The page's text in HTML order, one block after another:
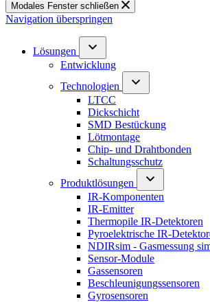
Modales Fenster schließen
Navigation überspringen
Lösungen
Entwicklung
Technologien
LTCC
Dickschicht
SMD Bestückung
Lötmontage
Chip- und Drahtbonden
Schaltungsschutz
Produktlösungen
IR-Komponenten
IR-Emitter
Thermopile IR-Detektoren
Pyroelektrische IR-
NDIRsim - Gasmessung
Sensor-Module
Gassensoren
Beschleunigungssensoren
Gyrosensoren